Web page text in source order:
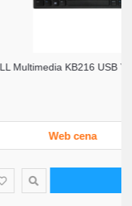
2.860,00
korpu